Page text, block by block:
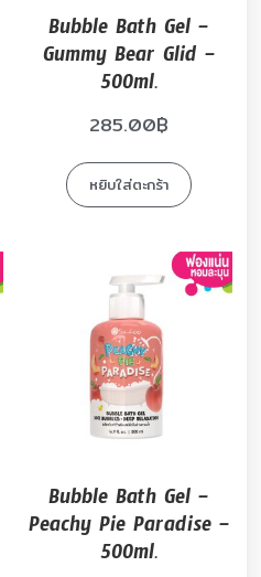
Bubble Bath Gel –
Gummy Bear Glid –
500ml.
285.00฿
หยิบใส่ตะกร้า
Bubble Bath Gel –
Peachy Pie Paradise –
500ml.